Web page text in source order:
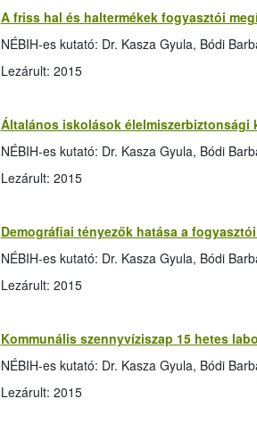
A friss hal és haltermékek fogyasztói
NÉBIH-es kutató: Dr. Kasza Gyula, Bódi
Lezárult: 2015
Általános iskolások élelmiszerbiztonsági
NÉBIH-es kutató: Dr. Kasza Gyula, Bódi
Lezárult: 2015
Demográfiai tényezők hatása a
NÉBIH-es kutató: Dr. Kasza Gyula, Bódi
Lezárult: 2015
Kommunális szennyvíziszap 15 hetes
NÉBIH-es kutató: Dr. Kasza Gyula, Bódi
Lezárult: 2015